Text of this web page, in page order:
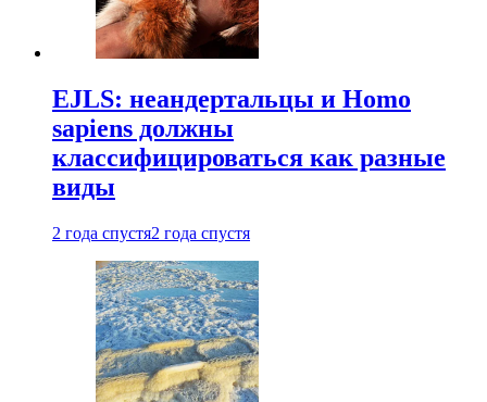
EJLS: неандертальцы и Homo
sapiens должны
классифицироваться как разные
виды
2 года спустя2 года спустя